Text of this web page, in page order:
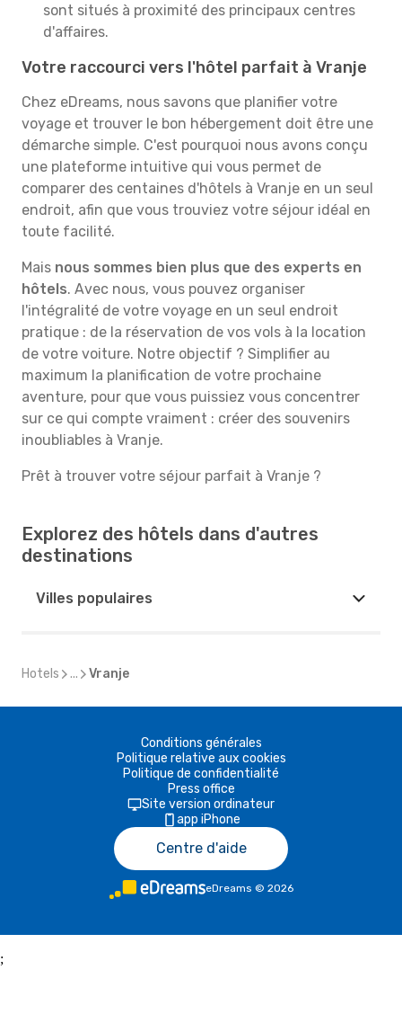
sont situés à proximité des principaux centres
d'affaires.
Votre raccourci vers l'hôtel parfait à Vranje
Chez eDreams, nous savons que planifier votre
voyage et trouver le bon hébergement doit être une
démarche simple. C'est pourquoi nous avons conçu
une plateforme intuitive qui vous permet de
comparer des centaines d'hôtels à Vranje en un seul
endroit, afin que vous trouviez votre séjour idéal en
toute facilité.
Mais nous sommes bien plus que des experts en
hôtels. Avec nous, vous pouvez organiser
l'intégralité de votre voyage en un seul endroit
pratique : de la réservation de vos vols à la location
de votre voiture. Notre objectif ? Simplifier au
maximum la planification de votre prochaine
aventure, pour que vous puissiez vous concentrer
sur ce qui compte vraiment : créer des souvenirs
inoubliables à Vranje.
Prêt à trouver votre séjour parfait à Vranje ?
Explorez des hôtels dans d'autres
destinations
Villes populaires
Hotels ... Vranje
Conditions générales
Politique relative aux cookies
Politique de confidentialité
Press office
Site version ordinateur
app iPhone
Centre d'aide
eDreams © 2026
;